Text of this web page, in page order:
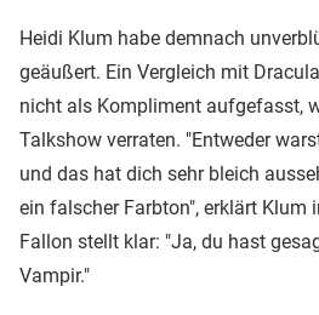
Heidi Klum habe demnach
geäußert. Ein Vergleich mit
nicht als Kompliment aufgefasst,
Talkshow verraten. "Entweder
und das hat dich sehr bleich
ein falscher Farbton", erklärt Klum
Fallon stellt klar: "Ja, du hast
Vampir."